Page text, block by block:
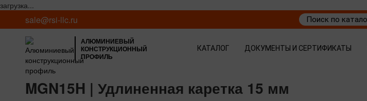
загрузка...
sale@rsi-llc.ru
АЛЮМИНИЕВЫЙ
КОНСТРУКЦИОННЫЙ
ПРОФИЛЬ
КАТАЛОГ ДОКУМЕНТЫ И СЕРТИФИКАТЫ
MGN15H | Удлиненная каретка 15 мм